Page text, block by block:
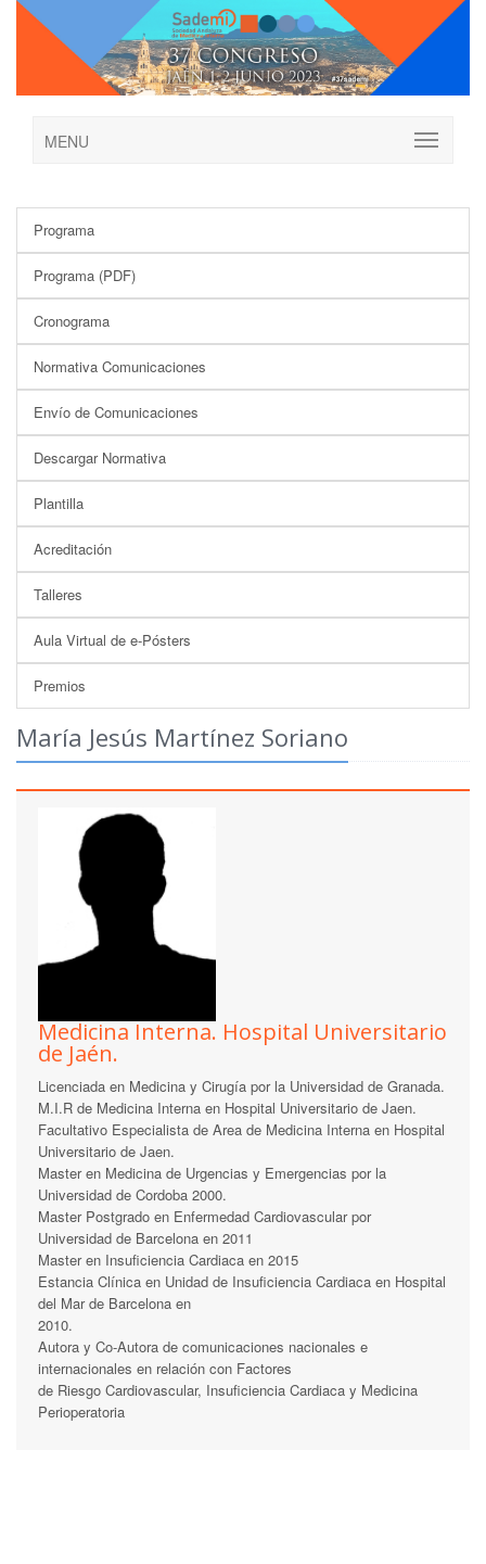
MENU
Programa
Programa (PDF)
Cronograma
Normativa Comunicaciones
Envío de Comunicaciones
Descargar Normativa
Plantilla
Acreditación
Talleres
Aula Virtual de e-Pósters
Premios
María Jesús Martínez Soriano
Medicina Interna. Hospital Universitario
de Jaén.
Licenciada en Medicina y Cirugía por la Universidad de Granada.
M.I.R de Medicina Interna en Hospital Universitario de Jaen.
Facultativo Especialista de Area de Medicina Interna en Hospital
Universitario de Jaen.
Master en Medicina de Urgencias y Emergencias por la
Universidad de Cordoba 2000.
Master Postgrado en Enfermedad Cardiovascular por
Universidad de Barcelona en 2011
Master en Insuficiencia Cardiaca en 2015
Estancia Clínica en Unidad de Insuficiencia Cardiaca en Hospital
del Mar de Barcelona en
2010.
Autora y Co-Autora de comunicaciones nacionales e
internacionales en relación con Factores
de Riesgo Cardiovascular, Insuficiencia Cardiaca y Medicina
Perioperatoria